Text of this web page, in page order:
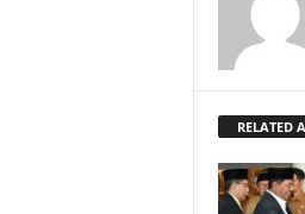
RELATED